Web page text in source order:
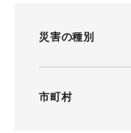
災害の種別
市町村